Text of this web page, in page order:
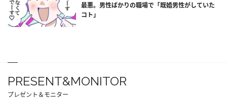
最悪。男性ばかりの職場で「既婚男性がしていた
コト」
PRESENT&MONITOR
プレゼント＆モニター